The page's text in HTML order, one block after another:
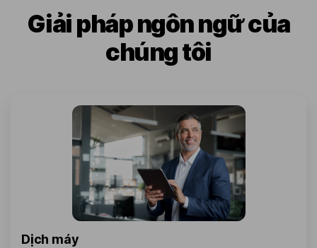
Giải pháp ngôn ngữ của
chúng tôi
Dịch máy